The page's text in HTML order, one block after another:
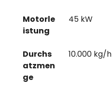
Motorle
istung
45 kW
Durchs
atzmen
ge
10.000 kg/h